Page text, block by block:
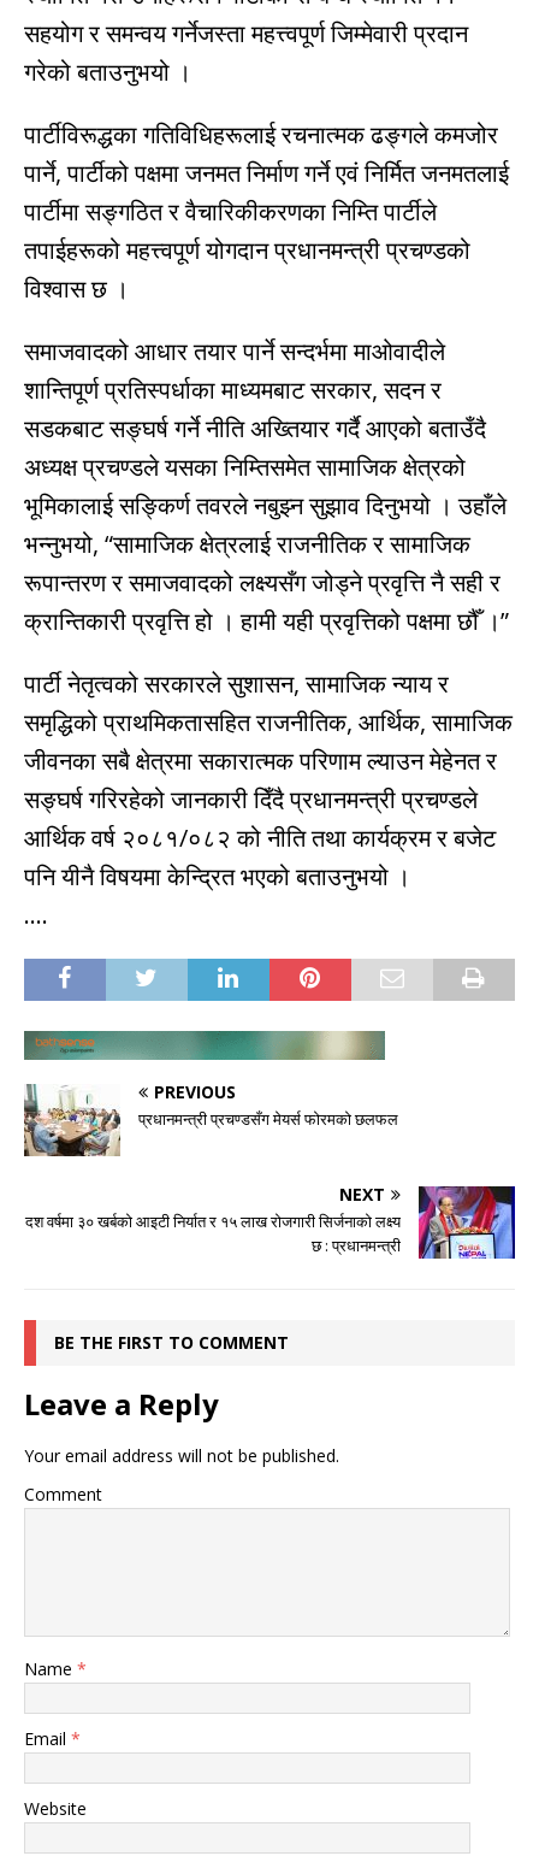
सहयोग र समन्वय गर्नेजस्ता महत्त्वपूर्ण जिम्मेवारी प्रदान
गरेको बताउनुभयो ।
पार्टीविरूद्धका गतिविधिहरूलाई रचनात्मक ढङ्गले कमजोर
पार्ने, पार्टीको पक्षमा जनमत निर्माण गर्ने एवं निर्मित जनमतलाई
पार्टीमा सङ्गठित र वैचारिकीकरणका निम्ति पार्टीले
तपाईहरूको महत्त्वपूर्ण योगदान प्रधानमन्त्री प्रचण्डको
विश्वास छ ।
समाजवादको आधार तयार पार्ने सन्दर्भमा माओवादीले
शान्तिपूर्ण प्रतिस्पर्धाका माध्यमबाट सरकार, सदन र
सडकबाट सङ्घर्ष गर्ने नीति अख्तियार गर्दै आएको बताउँदै
अध्यक्ष प्रचण्डले यसका निम्तिसमेत सामाजिक क्षेत्रको
भूमिकालाई सङ्किर्ण तवरले नबुझ्न सुझाव दिनुभयो । उहाँले
भन्नुभयो, “सामाजिक क्षेत्रलाई राजनीतिक र सामाजिक
रूपान्तरण र समाजवादको लक्ष्यसँग जोड्ने प्रवृत्ति नै सही र
क्रान्तिकारी प्रवृत्ति हो । हामी यही प्रवृत्तिको पक्षमा छौँ ।”
पार्टी नेतृत्वको सरकारले सुशासन, सामाजिक न्याय र
समृद्धिको प्राथमिकतासहित राजनीतिक, आर्थिक, सामाजिक
जीवनका सबै क्षेत्रमा सकारात्मक परिणाम ल्याउन मेहेनत र
सङ्घर्ष गरिरहेको जानकारी दिँदै प्रधानमन्त्री प्रचण्डले
आर्थिक वर्ष २०८१/०८२ को नीति तथा कार्यक्रम र बजेट
पनि यीनै विषयमा केन्द्रित भएको बताउनुभयो ।
….
PREVIOUS
प्रधानमन्त्री प्रचण्डसँग मेयर्स फोरमको छलफल
NEXT
दश वर्षमा ३० खर्बको आइटी निर्यात र १५ लाख रोजगारी सिर्जनाको लक्ष्य
छ : प्रधानमन्त्री
BE THE FIRST TO COMMENT
Leave a Reply
Your email address will not be published.
Comment
Name *
Email *
Website